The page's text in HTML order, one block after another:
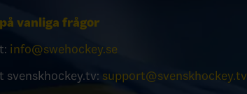
vanliga frågor
info@swehockey.se
svenskhockey.tv: support@svenskhockey.tv